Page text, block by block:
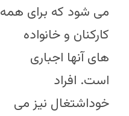
می شود که برای همه
کارکنان و خانواده
های آنها اجباری
است. افراد
خوداشتغال نیز می